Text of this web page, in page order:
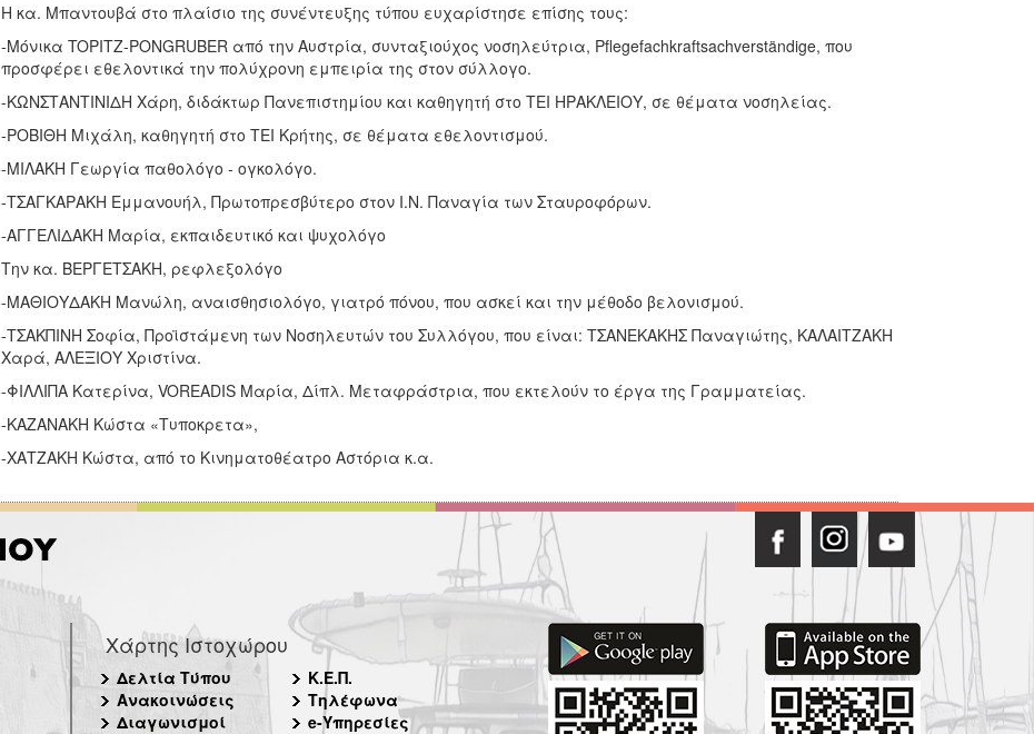
Η κα. Μπαντουβά στο πλαίσιο της συνέντευξης τύπου ευχαρίστησε επίσης τους:
-Μόνικα TOPITZ-PONGRUBER από την Αυστρία, συνταξιούχος νοσηλεύτρια, Pflegefachkraftsachverständige, που
προσφέρει εθελοντικά την πολύχρονη εμπειρία της στον σύλλογο.
-ΚΩΝΣΤΑΝΤΙΝΙΔΗ Χάρη, διδάκτωρ Πανεπιστημίου και καθηγητή στο ΤΕΙ ΗΡΑΚΛΕΙΟΥ, σε θέματα νοσηλείας.
-ΡΟΒΙΘΗ Μιχάλη, καθηγητή στο ΤΕΙ Κρήτης, σε θέματα εθελοντισμού.
-ΜΙΛΑΚΗ Γεωργία παθολόγο - ογκολόγο.
-ΤΣΑΓΚΑΡΑΚΗ Εμμανουήλ, Πρωτοπρεσβύτερο στον Ι.Ν. Παναγία των Σταυροφόρων.
-ΑΓΓΕΛΙΔΑΚΗ Μαρία, εκπαιδευτικό και ψυχολόγο
Την κα. ΒΕΡΓΕΤΣΑΚΗ, ρεφλεξολόγο
-ΜΑΘΙΟΥΔΑΚΗ Μανώλη, αναισθησιολόγο, γιατρό πόνου, που ασκεί και την μέθοδο βελονισμού.
-ΤΣΑΚΠΙΝΗ Σοφία, Προϊστάμενη των Νοσηλευτών του Συλλόγου, που είναι: ΤΣΑΝΕΚΑΚΗΣ Παναγιώτης, ΚΑΛΑΙΤΖΑΚΗ
Χαρά, ΑΛΕΞΙΟΥ Χριστίνα.
-ΦΙΛΛΙΠΑ Κατερίνα, VOREADIS Mαρία, Δίπλ. Μεταφράστρια, που εκτελούν το έργα της Γραμματείας.
-ΚΑΖΑΝΑΚΗ Κώστα «Τυποκρετα»,
-ΧΑΤΖΑΚΗ Κώστα, από το Κινηματοθέατρο Αστόρια κ.α.
Χάρτης Ιστοχώρου
Δελτία Τύπου
Ανακοινώσεις
Διαγωνισμοί
Κ.Ε.Π.
Τηλέφωνα
e-Υπηρεσίες